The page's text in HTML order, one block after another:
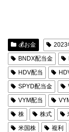
💰お金 2023
BNDX配当金
HDV配当
SPYD配当金
VYM配当
株
株式
米国株
複利